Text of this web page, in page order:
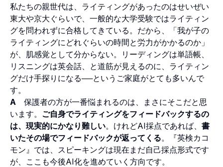
私たちの親世代は、ライティングがあったのはせいぜい
東大や京大ぐらいで、一般的な大学受験ではライティン
グを問われずに合格してきている。だから、「我が子の
ライティングにどれぐらいの時間と労力がかかるのか」
が、肌感覚として分からない。リーディングは単語帳、
リスニングは英会話、と道筋が見えるのに、ライティン
グだけ手探りになる──というご家庭がとても多いんで
す。
A 保護者の方が一番悩まれるのは、まさにそこだと思
います。 ご自身でライティングをフィードバックするの
は、現実的にかなり難しい。けれどAI採点であれば、 書
いたその場でフィードバックが返ってくる。『英検カコ
モン』では、スピーキングは現在まだ自己採点形式です
が、ここも今後AI化を進めていく方向です。